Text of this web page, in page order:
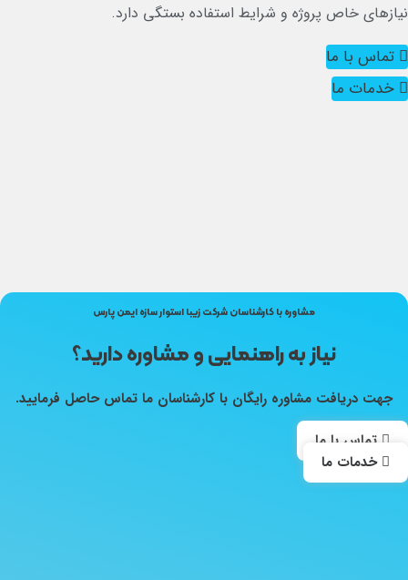
خاص پروژه و شرایط استفاده بستگی دارد.
تماس با ما
خدمات ما
مشاوره با کارشناسان شرکت زیبا استوار سازه ایمن پارس
نیاز به راهنمایی و مشاوره دارید؟
جهت دریافت مشاوره رایگان با کارشناسان ما تماس حاصل فرمایید.
تماس با ما
خدمات ما